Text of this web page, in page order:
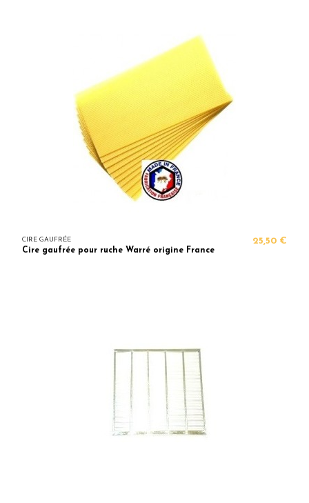
CIRE GAUFRÉE
Cire gaufrée pour ruche Warré origine France
25,50 €